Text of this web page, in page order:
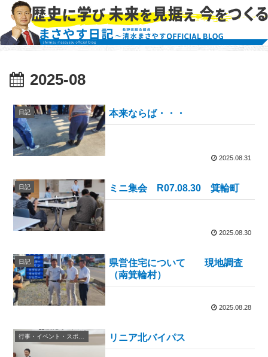
2025-08
日記 本来ならば・・・
2025.08.31
日記 ミニ集会 R07.08.30 箕輪町
2025.08.30
日記
県営住宅について 現地調査
（南箕輪村）
2025.08.28
行事・イベント・スポーツ等 リニア北バイパス